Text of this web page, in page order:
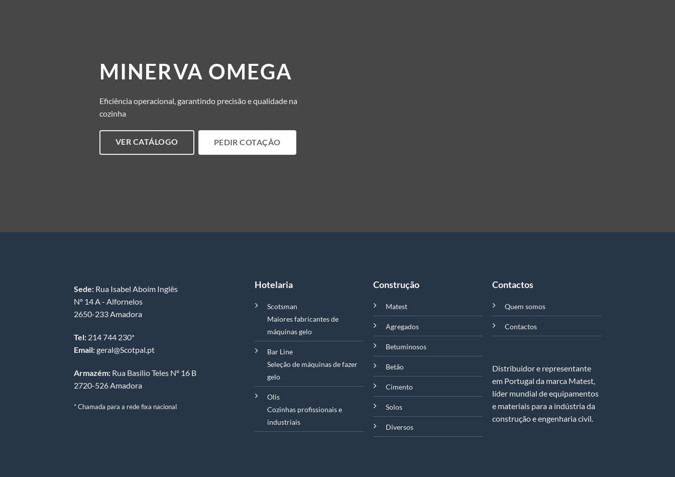
MINERVA OMEGA
Eficiência operacional, garantindo precisão e qualidade na
cozinha
VER CATÁLOGO PEDIR COTAÇÃO
Sede: Rua Isabel Aboím Inglês
Nº 14 A - Alfornelos
2650-233 Amadora
Tel: 214 744 230*
Email:geral@Scotpal.pt
Armazém: Rua Basílio Teles Nº 16 B
2720-526 Amadora
* Chamada para a rede fixa nacional
Hotelaria
Scotsman
Maiores fabricantes de
máquinas gelo
Bar Line
Seleção de máquinas de fazer
gelo
Olis
Cozinhas profissionais e
industriais
Construção
Matest
Agregados
Betuminosos
Betão
Cimento
Solos
Diversos
Contactos
Quem somos
Contactos
Distribuidor e representante
em Portugal da marca Matest,
líder mundial de equipamentos
e materiais para a indústria da
construção e engenharia civil.